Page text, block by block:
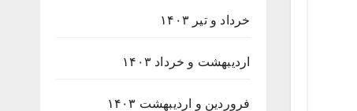
خرداد و تیر ۱۴۰۳
اردیبهشت و خرداد ۱۴۰۳
فروردین و اردیبهشت ۱۴۰۳